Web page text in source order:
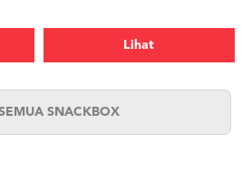
Lihat
SNACKBOX